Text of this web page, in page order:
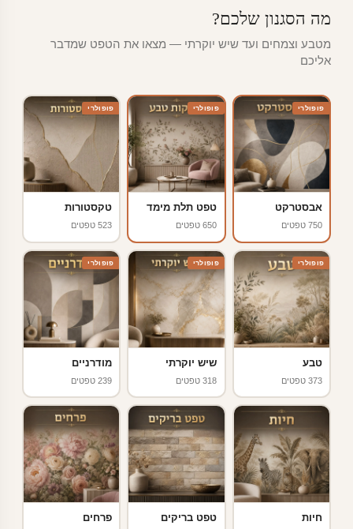
מה הסגנון שלכם?
מטבע וצמחים ועד שיש יוקרתי — מצאו את הטפט שמדבר
אליכם
פופולרי
אבסטרקט
750 טפטים
פופולרי
טפט תלת מימד
650 טפטים
פופולרי
טקסטורות
523 טפטים
פופולרי
טבע
373 טפטים
פופולרי
שיש יוקרתי
318 טפטים
פופולרי
מודרניים
239 טפטים
חיות טפט בריקים פרחים